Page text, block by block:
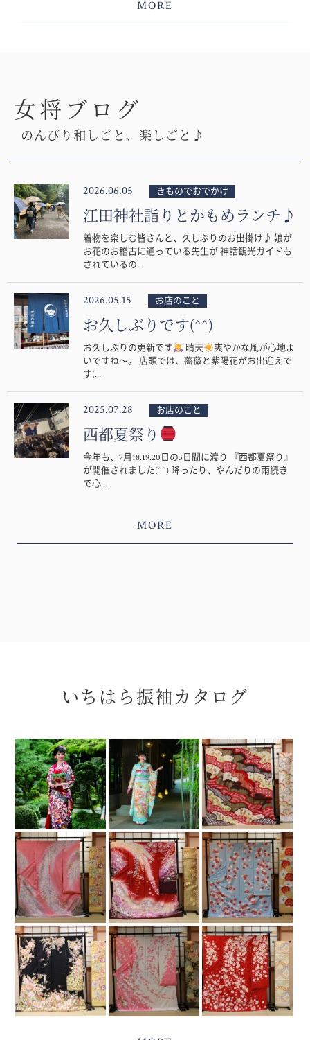
MORE
女将ブログ
のんびり和しごと、楽しごと♪
2026.06.05 きものでおでかけ
江田神社詣りとかもめランチ♪
着物を楽しむ皆さんと、久しぶりのお出掛け♪ 娘が
お花のお稽古に通っている先生が 神話観光ガイドも
されているの...
2026.05.15 お店のこと
お久しぶりです(^^)
お久しぶりの更新です 晴天
爽やかな風が心地よ
いですね〜。 店頭では、薔薇と紫陽花がお出迎えで
す(...
2025.07.28 お店のこと
西都夏祭り
今年も、7月18.19.20日の3日間に渡り 『西都夏祭り』
が開催されました(^^) 降ったり、やんだりの雨続き
で心...
MORE
いちはら振袖カタログ